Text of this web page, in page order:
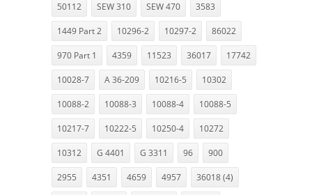
50112 SEW 310 SEW 470 3583
1449 Part 2 10296-2 10297-2 86022
970 Part 1 4359 11523 36017 17742
10028-7 A 36-209 10216-5 10302
10088-2 10088-3 10088-4 10088-5
10217-7 10222-5 10250-4 10272
10312 G 4401 G 3311 96 900
2955 4351 4659 4957 36018 (4)